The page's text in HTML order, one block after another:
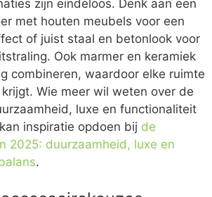
zijn eindeloos. Denk aan een
met houten meubels voor een
of juist staal en betonlook voor
Ook marmer en keramiek
combineren, waardoor elke ruimte
Wie meer wil weten over de
luxe en functionaliteit
inspiratie opdoen bij de
2025: duurzaamheid, luxe en
.